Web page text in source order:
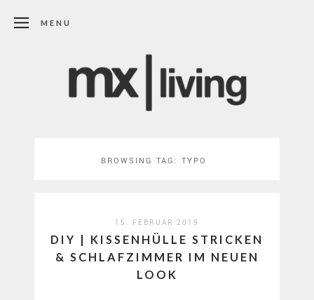
MENU
BROWSING TAG: TYPO
15. FEBRUAR 2019
DIY | KISSENHÜLLE STRICKEN
& SCHLAFZIMMER IM NEUEN
LOOK